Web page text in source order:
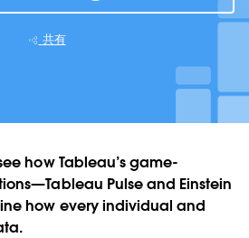
共有
how Tableau’s game-
Tableau Pulse and Einstein
how every individual and